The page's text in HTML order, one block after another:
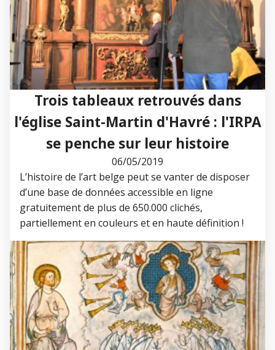
Trois tableaux retrouvés dans
l'église Saint-Martin d'Havré : l'IRPA
se penche sur leur histoire
06/05/2019
L’histoire de l’art belge peut se vanter de disposer
d’une base de données accessible en ligne
gratuitement de plus de 650.000 clichés,
partiellement en couleurs et en haute définition !